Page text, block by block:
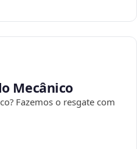
Mecânico
Fazemos o resgate com